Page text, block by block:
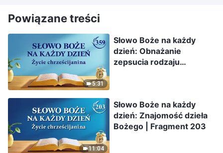
Powiązane treści
5:31
Słowo Boże na każdy
dzień: Obnażanie
zepsucia rodzaju
11:04
Słowo Boże na każdy
dzień: Znajomość dzieła
Bożego | Fragment 203